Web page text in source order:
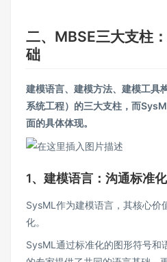
二、MBSE三大支柱
础
建模语言、建模方法、建模工具
系统工程）的三大支柱，而
面的具体体现。
1、建模语言：沟通标准
SysML作为建模语言，其核心价
化。
SysML通过标准化的图形符号和